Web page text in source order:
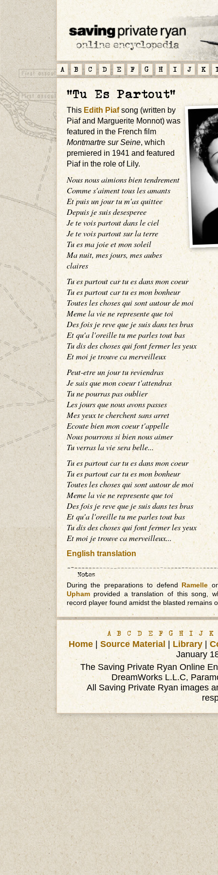
A B C D E F G H I J K
"Tu Es Partout"
This Edith Piafsong (written by
Piaf and Marguerite Monnot) was
featured in the French film
Montmartre sur Seine, which
premiered in 1941 and featured
Piaf in the role of Lily.
Nous nous aimions bien tendrement
Comme s'aiment tous les amants
Et puis un jour tu m'as quittee
Depuis je suis desesperee
Je te vois partout dans le ciel
Je te vois partout sur la terre
Tu es ma joie et mon soleil
Ma nuit, mes jours, mes aubes
claires
Tu es partout car tu es dans mon coeur
Tu es partout car tu es mon bonheur
Toutes les choses qui sont autour de moi
Meme la vie ne represente que toi
Des fois je reve que je suis dans tes bras
Et qu'a l'oreille tu me parles tout bas
Tu dis des choses qui font fermer les yeux
Et moi je trouve ca merveilleux
Peut-etre un jour tu reviendras
Je sais que mon coeur t'attendras
Tu ne pourras pas oublier
Les jours que nous avons passes
Mes yeux te cherchent sans arret
Ecoute bien mon coeur t'appelle
Nous pourrons si bien nous aimer
Tu verras la vie sera belle...
Tu es partout car tu es dans mon coeur
Tu es partout car tu es mon bonheur
Toutes les choses qui sont autour de moi
Meme la vie ne represente que toi
Des fois je reve que je suis dans tes bras
Et qu'a l'oreille tu me parles tout bas
Tu dis des choses qui font fermer les yeux
Et moi je trouve ca merveilleux...
English translation
During the preparations to defend Ramelle
Uphamprovided a translation of this song,
record player found amidst the blasted remains
A B C D E F G H I J K
Home| Source Material Library|
January
The Saving Private Ryan Online
DreamWorks L.L.C,
All Saving Private Ryan images